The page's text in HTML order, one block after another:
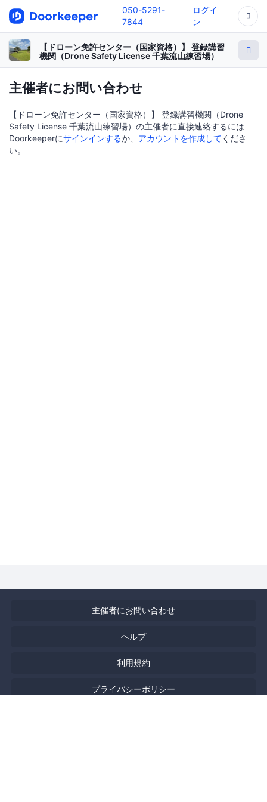
050-5291-
7844
ログイ
ン
【ドローン免許センター（国家資格）】 登録講習
機関（Drone Safety License 千葉流山練習場）
主催者にお問い合わせ
【ドローン免許センター（国家資格）】 登録講習機関（Drone
Safety License 千葉流山練習場）の主催者に直接連絡するには
Doorkeeperにサインインするか、 アカウントを作成して くださ
い。
主催者にお問い合わせ
ヘルプ
利用規約
プライバシーポリシー